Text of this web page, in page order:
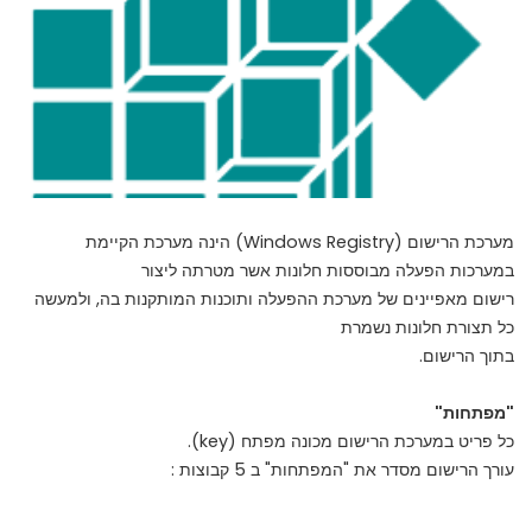
מערכת הרישום (Windows Registry) הינה מערכת הקיימת
במערכות הפעלה מבוססות חלונות אשר מטרתה ליצור
רישום מאפיינים של מערכת ההפעלה ותוכנות המותקנות בה, ולמעשה
כל תצורת חלונות נשמרת
בתוך הרישום.
"מפתחות"
כל פריט במערכת הרישום מכונה מפתח (key).
עורך הרישום מסדר את "המפתחות" ב 5 קבוצות :